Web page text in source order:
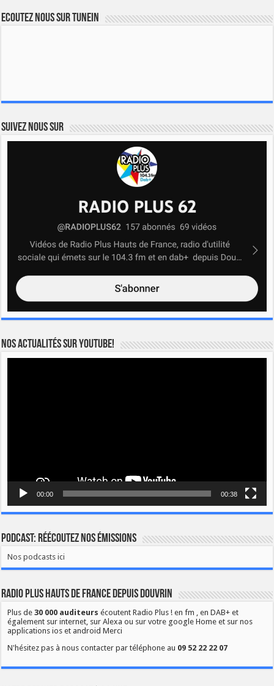
Ecoutez nous sur TuneIn
Suivez nous sur
Nos actualités sur YOUTUBE!
00:00 00:38
Podcast: Réécoutez nos émissions
Nos podcasts ici
Radio Plus Hauts de France depuis Douvrin
Plus de30 000 auditeurs écoutent Radio Plus ! en fm , en DAB+ et
également sur internet, sur Alexa ou sur votre google Home et sur nos
applications ios et android Merci
N'hésitez pas à nous contacter par téléphone au 09 52 22 22 07